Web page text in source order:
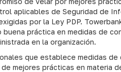
aplicables de Seguridad de
por la Ley PDP.
práctica en medidas de
en la organización.
que establece medidas
mejores prácticas en materia